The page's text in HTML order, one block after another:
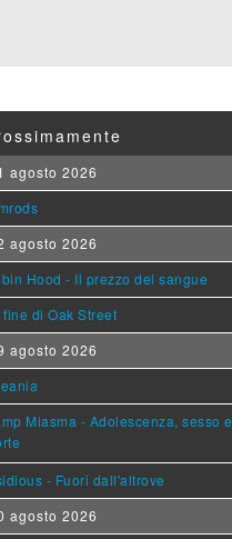
agosto 2026
agosto 2026
Hood - Il prezzo del sangue
fine di Oak Street
agosto 2026
Miasma - Adolescenza, sesso e
- Fuori dall'altrove
agosto 2026